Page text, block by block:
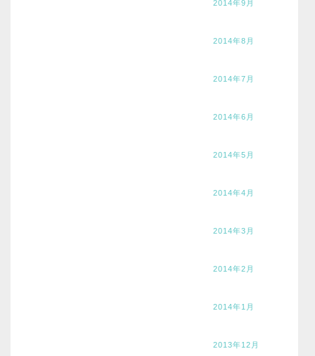
2014年9月
2014年8月
2014年7月
2014年6月
2014年5月
2014年4月
2014年3月
2014年2月
2014年1月
2013年12月